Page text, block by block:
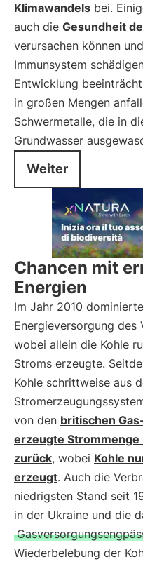
Klimawandels bei.
auch die Gesundheit
verursachen können
Immunsystem
Entwicklung
in großen Mengen
Schwermetalle, die in
Grundwasser
Weiter
Chancen mit
Energien
Im Jahr 2010
Energieversorgung des
wobei allein die Kohle
Stroms erzeugte.
Kohle schrittweise aus
von den britischen
erzeugte Strommenge
zurück, wobei Kohle
erzeugt. Auch die
niedrigsten Stand seit
in der Ukraine und die
Wiederbelebung der